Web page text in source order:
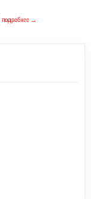
подробнее →